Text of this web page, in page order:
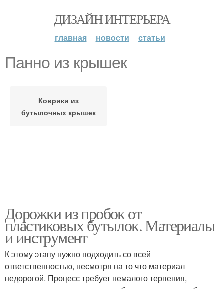
ДИЗАЙН ИНТЕРЬЕРА
главная новости статьи
Панно из крышек
Коврики из
бутылочных крышек
Дорожки из пробок от
пластиковых бутылок. Материалы
и инструмент
К этому этапу нужно подходить со всей
ответственностью, несмотря на то что материал
недорогой. Процесс требует немалого терпения,